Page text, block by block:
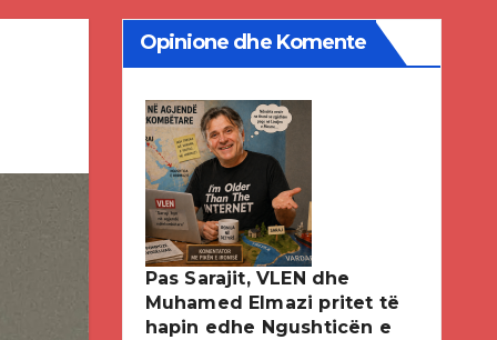
Opinione dhe Komente
Pas Sarajit, VLEN dhe
Muhamed Elmazi pritet të
hapin edhe Ngushticën e